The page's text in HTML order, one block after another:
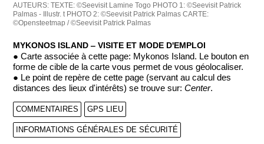
AUTEURS:TEXTE: ©Seevisit Lamine Togo PHOTO 1: ©Seevisit Patrick
Palmas - Illustr. t PHOTO 2: ©Seevisit Patrick Palmas CARTE:
©Opensteetmap / ©Seevisit Patrick Palmas
MYKONOS ISLAND ‒ VISITE ET MODE D'EMPLOI
● Carte associée à cette page: Mykonos Island. Le bouton en
forme de cible de la carte vous permet de vous géolocaliser.
● Le point de repère de cette page (servant au calcul des
distances des lieux d'intérêts) se trouve sur:Center.
COMMENTAIRES GPS LIEU
INFORMATIONS GÉNÉRALES DE SÉCURITÉ